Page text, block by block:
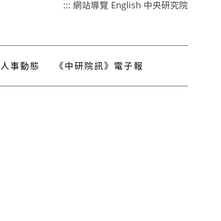
::: 網站導覽 English 中央研究院
人事動態 《中研院訊》電子報